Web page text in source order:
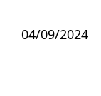
04/09/2024